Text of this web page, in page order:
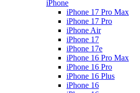
iPhone
iPhone 17 Pro Max
iPhone 17 Pro
iPhone Air
iPhone 17
iPhone 17e
iPhone 16 Pro Max
iPhone 16 Pro
iPhone 16 Plus
iPhone 16